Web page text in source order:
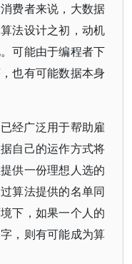
费者来说，大数据
法设计之初，动机
可能由于编程者下
也有可能数据本身
经广泛用于帮助雇
自己的运作方式将
供一份理想人选的
算法提供的名单同
下，如果一个人的
，则有可能成为算